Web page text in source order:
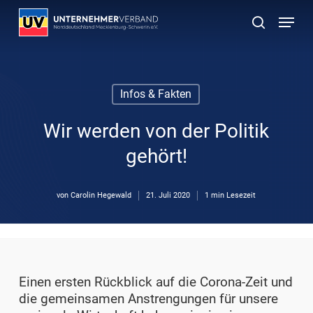
Skip
suchen
Menu
Infos & Fakten
Wir werden von der Politik
gehört!
von Carolin Hegewald 21. Juli 2020 1 min Lesezeit
Einen ersten Rückblick auf die Corona-Zeit und
die gemeinsamen Anstrengungen für unsere